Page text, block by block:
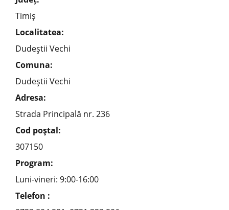
Timiş
Localitatea:
Dudeştii Vechi
Comuna:
Dudeştii Vechi
Adresa:
Strada Principală nr. 236
Cod poştal:
307150
Program:
Luni-vineri: 9:00-16:00
Telefon :